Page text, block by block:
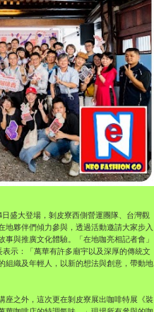
盛大登場，剝皮寮西側營運團隊、 台灣觀
地夥伴們傾力參與， 透過活動邀請大家步入
事與推廣文化體驗。「在地咖亮相記者會」
示：「 萬華有許多廟宇以及深厚的傳統文
組織及年輕人， 以新的想法與創意，帶動地
座之外， 這次更在剝皮寮展出咖啡特展《裝